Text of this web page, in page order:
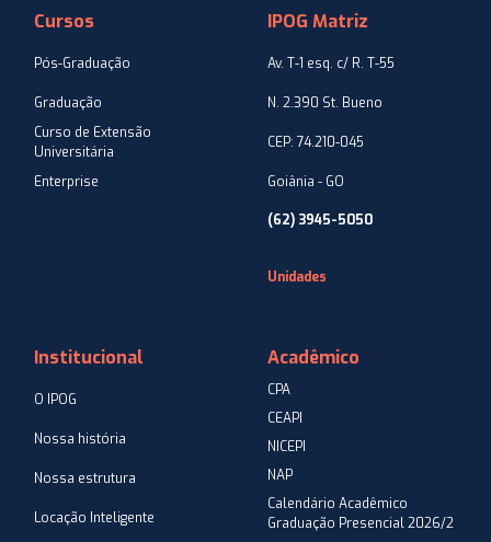
Cursos
Pós-Graduação
Graduação
Curso de Extensão
Universitária
Enterprise
Institucional
O IPOG
Nossa história
Nossa estrutura
Locação Inteligente
Acadêmico
CPA
CEAPI
NICEPI
NAP
Calendário Acadêmico
Graduação Presencial 2026/2
IPOG Matriz
Av. T-1 esq. c/ R. T-55
N. 2.390 St. Bueno
CEP: 74.210-045
Goiânia - GO
(62) 3945-5050
Unidades